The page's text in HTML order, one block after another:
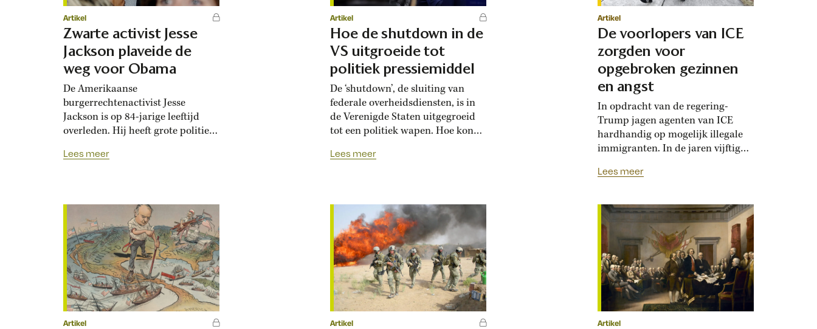
Artikel
Zwarte activist Jesse
Jackson plaveide de
weg voor Obama
De Amerikaanse
burgerrechtenactivist Jesse
Jackson is op 84-jarige leeftijd
overleden. Hij heeft grote politieke
gemeenschap in zijn land. V­óór
maakte ik op 3 november 1983
mee hoe Jackson zich voor het
eerst kandidaat stelde voor het
presidentschap. Hij deed dat in…
Lees meer
Artikel
Hoe de shutdown in de
VS uitgroeide tot
politiek pressiemiddel
De ‘shutdown’, de sluiting van
federale overheidsdiensten, is in
de Verenigde Staten uitgegroeid
tot een politiek wapen. Hoe kon
alleen in Amerika mogelijk en niet
Congres de macht om te beslissen
over uitgaven en inkomsten. Als
het Congres het niet eens…
Lees meer
Artikel
De voorlopers van ICE
zorgden voor
opgebroken gezinnen
en angst
In opdracht van de regering-
Trump jagen agenten van ICE
hardhandig op mogelijk illegale
immigranten. In de jaren vijftig
Eisenhower een vergelijkbare
honderdduizenden Mexicanen
opgepakt en de grens overgezet.
Soms lijkt het of niet alleen
Hollywood verslaafd is aan
herhalingen, maar dat ook de
Amerikaanse geschiedenis daar
last van heeft….
Lees meer
Artikel Artikel Artikel